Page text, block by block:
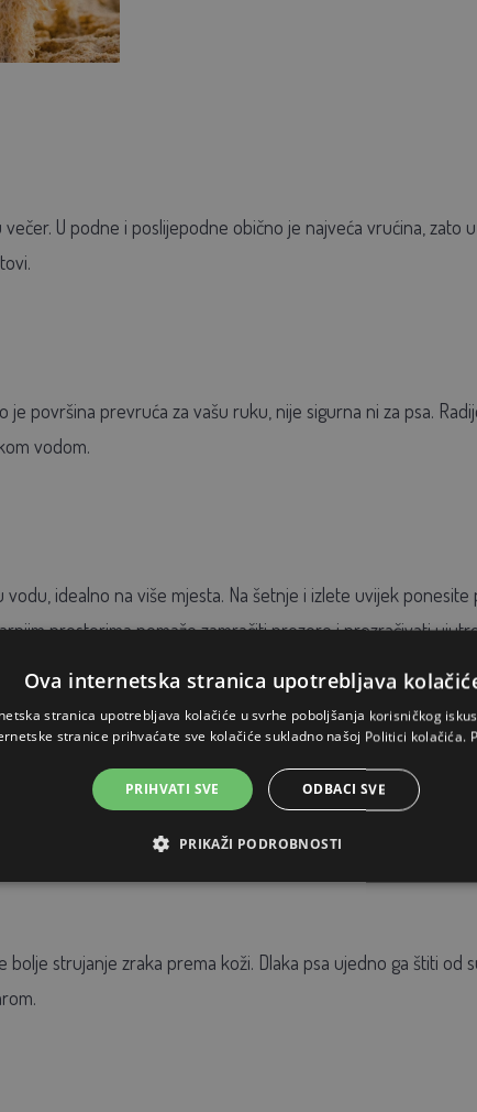
U podne i poslijepodne obično je najveća vrućina,
je površina prevruća za vašu ruku, nije sigurna ni za psa.
vodom.
idealno na više mjesta. Na šetnje i izlete uvijek
prostorima pomaže zamračiti prozore i prozračivati
vodu, možete ga odvesti do jezera, potoka ili mu u vrtu
na kupanje i nemojte ga rashlađivati ledenom vodom.
strujanje zraka prema koži. Dlaka psa ujedno ga štiti od
Ova internetska stranica upotrebljava
stranica upotrebljava kolačiće u svrhe poboljšanja korisničkog
stranice prihvaćate sve kolačiće sukladno našoj Politici kolačića.
PRIHVATI SVE ODBACI SVE
PRIKAŽI PODROBNOSTI